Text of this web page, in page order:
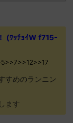
(ﾜｯﾁｮｲW f715-
すめのランニン
ます